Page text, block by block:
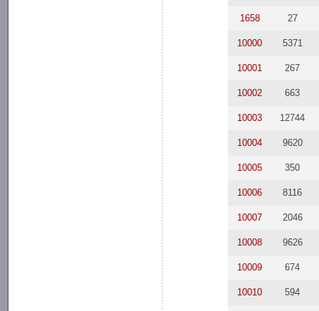
1658 27
10000 5371
10001 267
10002 663
10003 12744
10004 9620
10005 350
10006 8116
10007 2046
10008 9626
10009 674
10010 594